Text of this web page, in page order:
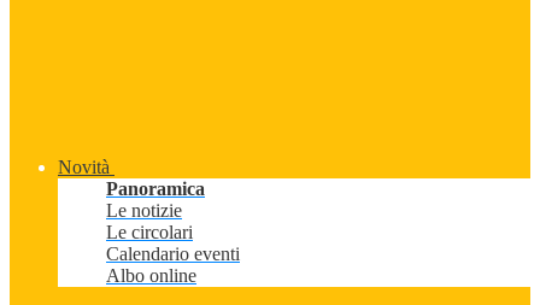
Novità
Panoramica
Le notizie
Le circolari
Calendario eventi
Albo online